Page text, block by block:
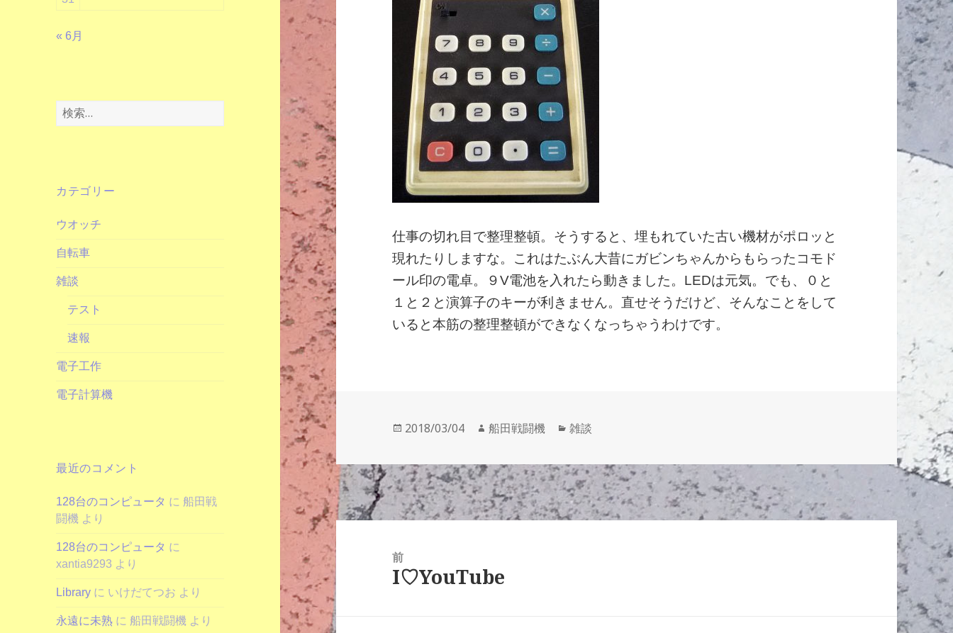
« 6月
検
索:
カテゴリー
ウオッチ
自転車
雑談
テスト
速報
電子工作
電子計算機
最近のコメント
128台のコンピュータ に船田戦
闘機 より
128台のコンピュータ に
xantia9293 より
Library に いけだてつお より
永遠に未熟 に船田戦闘機 より
仕事の切れ目で整理整頓。そうすると、埋もれていた古い機材がポロッと
現れたりしますな。これはたぶん大昔にガビンちゃんからもらったコモド
ール印の電卓。９V電池を入れたら動きました。LEDは元気。でも、０と
１と２と演算子のキーが利きません。直せそうだけど、そんなことをして
いると本筋の整理整頓ができなくなっちゃうわけです。
投
日:
2018/03/04
作
者
船田戦闘機
カ
ゴ
リ
ー
雑談
稿
ゲ
前
前
I♡YouTube